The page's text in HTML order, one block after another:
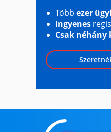
Több ezer
Ingyenes
Csak